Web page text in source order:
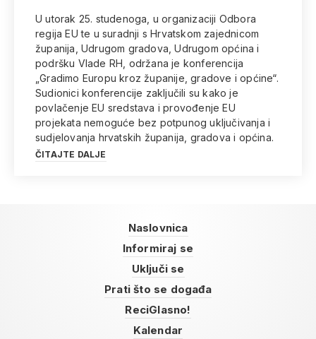
U utorak 25. studenoga, u organizaciji Odbora
regija EU te u suradnji s Hrvatskom zajednicom
županija, Udrugom gradova, Udrugom općina i
podršku Vlade RH, održana je konferencija
„Gradimo Europu kroz županije, gradove i općine“.
Sudionici konferencije zaključili su kako je
povlačenje EU sredstava i provođenje EU
projekata nemoguće bez potpunog uključivanja i
sudjelovanja hrvatskih županija, gradova i općina.
ČITAJTE DALJE
Naslovnica
Informiraj se
Uključi se
Prati što se događa
ReciGlasno!
Kalendar